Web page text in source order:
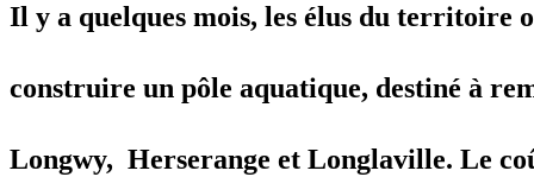
Il y a quelques mois, les élus du territoire
construire un pôle aquatique, destiné à
Longwy, Herserange et Longlaville. Le